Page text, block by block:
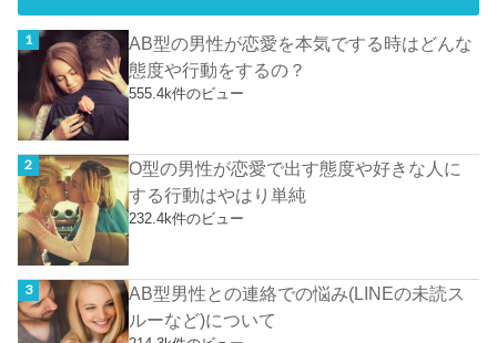
AB型の男性が恋愛を本気でする時はどんな
態度や行動をするの？
555.4k件のビュー
O型の男性が恋愛で出す態度や好きな人に
する行動はやはり単純
232.4k件のビュー
AB型男性との連絡での悩み(LINEの未読ス
ルーなど)について